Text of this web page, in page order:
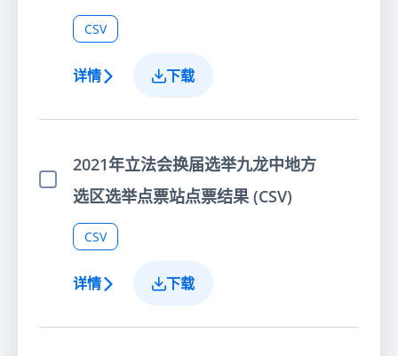
CSV
详情 下载
选择项目
2021年立法会换届选举九龙中地方
选区选举点票站点票结果 (CSV)
CSV
详情 下载